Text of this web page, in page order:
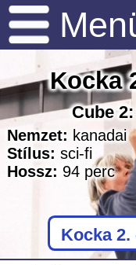
Kocka
Cube
Nemzet: kanadai
Stílus: sci-fi
Hossz: 94 perc
Kocka